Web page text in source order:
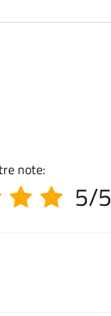
note:
5/5